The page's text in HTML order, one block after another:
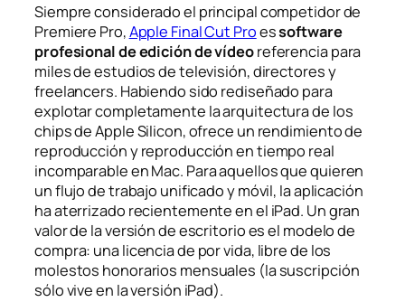
Siempre considerado el principal competidor de
Premiere Pro,Apple Final Cut Proessoftware
profesional de edición de vídeoreferencia para
miles de estudios de televisión, directores y
freelancers. Habiendo sido rediseñado para
explotar completamente la arquitectura de los
chips de Apple Silicon, ofrece un rendimiento de
reproducción y reproducción en tiempo real
incomparable en Mac. Para aquellos que quieren
un flujo de trabajo unificado y móvil, la aplicación
ha aterrizado recientemente en el iPad. Un gran
valor de la versión de escritorio es el modelo de
compra: una licencia de por vida, libre de los
molestos honorarios mensuales (la suscripción
sólo vive en la versión iPad).